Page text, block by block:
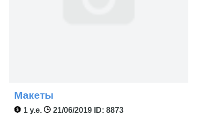
Макеты
1 у.е. 21/06/2019ID: 8873